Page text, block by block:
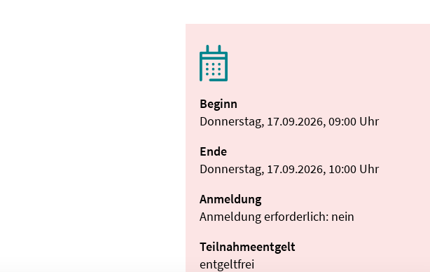
Beginn
Donnerstag, 17.09.2026, 09:00 Uhr
Ende
Donnerstag, 17.09.2026, 10:00 Uhr
Anmeldung
Anmeldung erforderlich: nein
Teilnahmeentgelt
entgeltfrei